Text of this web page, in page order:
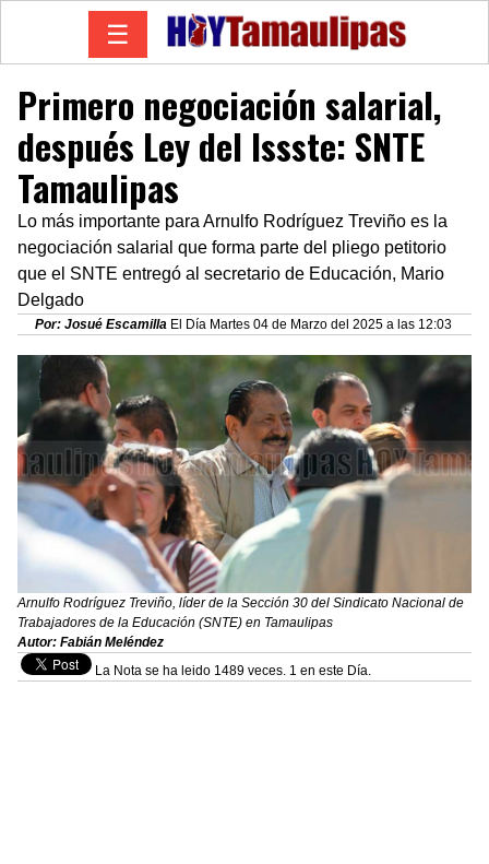
☰
Primero negociación salarial,
después Ley del Issste: SNTE
Tamaulipas
Lo más importante para Arnulfo Rodríguez Treviño es la
negociación salarial que forma parte del pliego petitorio
que el SNTE entregó al secretario de Educación, Mario
Delgado
Por: Josué Escamilla El Día Martes 04 de Marzo del 2025 a las 12:03
Arnulfo Rodríguez Treviño, líder de la Sección 30 del Sindicato Nacional de
Trabajadores de la Educación (SNTE) en Tamaulipas
Autor: Fabián Meléndez
La Nota se ha leido 1489 veces. 1 en este Día.